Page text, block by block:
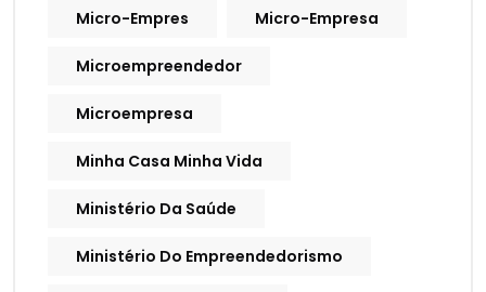
Micro-Empres Micro-Empresa
Microempreendedor
Microempresa
Minha Casa Minha Vida
Ministério Da Saúde
Ministério Do Empreendedorismo